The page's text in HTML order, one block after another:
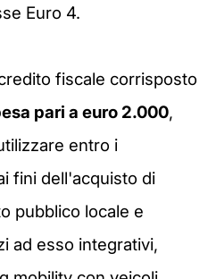
Euro 4.
fiscale corrisposto
pari a euro 2.000,
entro i
fini dell'acquisto di
pubblico locale e
ad esso integrativi,